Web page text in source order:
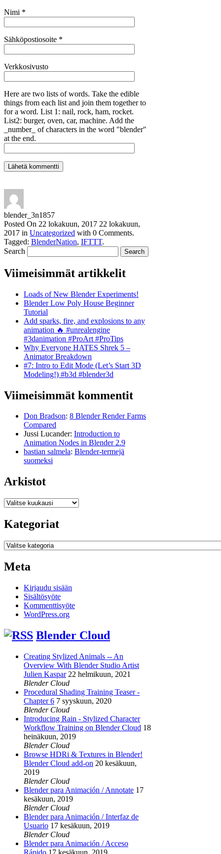
Nimi *
Sähköpostiosoite *
Verkkosivusto
Here are two lists of words. Take the edible
things from each list and join them together to
for a word. List 1: nail, rock, ham, rocket.
List2: burger, oven, car, machine. Add the
_number_ of characters in the word "blender"
at the end.
blender_3n1857
Posted On 22 lokakuun, 2017 22 lokakuun,
2017 in Uncategorized with 0 Comments.
Tagged: BlenderNation, IFTTT.
Search
Viimeisimmät artikkelit
Loads of New Blender Experiments!
Blender Low Poly House Beginner
Tutorial
Add sparks, fire, and explosions to any
animation 🔥 #unrealengine
#3danimation #ProArt #ProTips
Why Everyone HATES Shrek 5 –
Animator Breakdown
#7: Intro to Edit Mode (Let’s Start 3D
Modeling!) #b3d #blender3d
Viimeisimmät kommentit
Don Bradson: 8 Blender Render Farms
Compared
Jussi Lucander: Introduction to
Animation Nodes in Blender 2.9
bastian salmela: Blender-termejä
suomeksi
Arkistot
Arkistot
Kategoriat
Kategoriat
Meta
Kirjaudu sisään
Sisältösyöte
Kommenttisyöte
WordPress.org
Blender Cloud
Creating Stylized Animals -- An
Overview With Blender Studio Artist
Julien Kaspar 22 helmikuun, 2021
Blender Cloud
Procedural Shading Training Teaser -
Chapter 6 7 syyskuun, 2020
Blender Cloud
Introducing Rain - Stylized Character
Workflow Training on Blender Cloud 18
heinäkuun, 2019
Blender Cloud
Browse HDRi & Textures in Blender!
Blender Cloud add-on 20 kesäkuun,
2019
Blender Cloud
Blender para Animación / Annotate 17
kesäkuun, 2019
Blender Cloud
Blender para Animación / Interfaz de
Usuario 17 kesäkuun, 2019
Blender Cloud
Blender para Animación / Acceso
Rápido 17 kesäkuun, 2019